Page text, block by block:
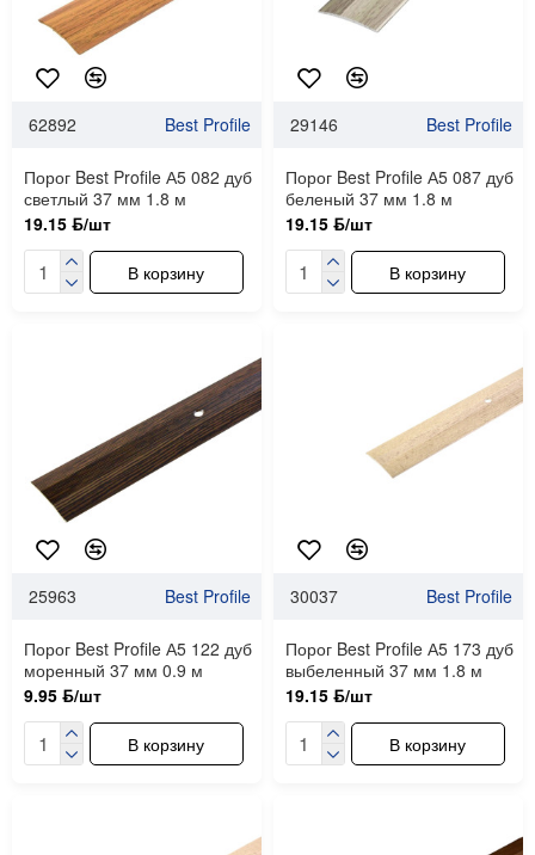
62892 Best Profile
Порог Best Profile А5 082 дуб
светлый 37 мм 1.8 м
19.15 ƃ/шт
В корзину
29146 Best Profile
Порог Best Profile А5 087 дуб
беленый 37 мм 1.8 м
19.15 ƃ/шт
В корзину
25963 Best Profile
Порог Best Profile А5 122 дуб
моренный 37 мм 0.9 м
9.95 ƃ/шт
В корзину
30037 Best Profile
Порог Best Profile А5 173 дуб
выбеленный 37 мм 1.8 м
19.15 ƃ/шт
В корзину